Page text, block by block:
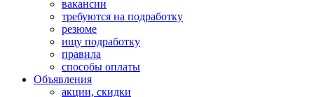
вакансии
требуются на подработку
резюме
ищу подработку
правила
способы оплаты
Объявления
акции, скидки